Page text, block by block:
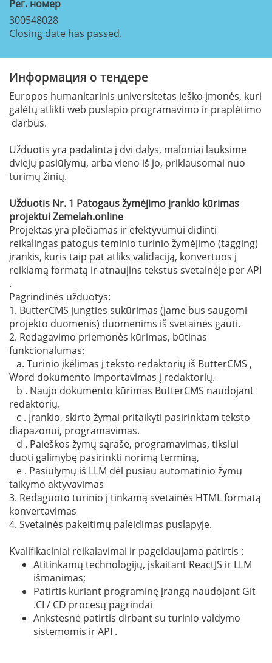
Рег. номер
300548028
Closing date has passed.
Информация о тендере
Europos humanitarinis universitetas ieško įmonės, kuri
galėtų atlikti web puslapio programavimo ir praplėtimo
darbus.
Užduotis yra padalinta į dvi dalys, maloniai lauksime
dviejų pasiūlymų, arba vieno iš jo, priklausomai nuo
turimų žinių.
Užduotis Nr. 1 Patogaus žymėjimo įrankio kūrimas
projektui Zemelah.online
Projektas yra plečiamas ir efektyvumui didinti
reikalingas patogus teminio turinio žymėjimo (tagging)
įrankis, kuris taip pat atliks validaciją, konvertuos į
reikiamą formatą ir atnaujins tekstus svetainėje per API
.
Pagrindinės užduotys:
1. ButterCMS jungties sukūrimas (jame bus saugomi
projekto duomenis) duomenims iš svetainės gauti.
2. Redagavimo priemonės kūrimas, būtinas
funkcionalumas:
a. Turinio įkėlimas į teksto redaktorių iš ButterCMS ,
Word dokumento importavimas į redaktorių.
b . Naujo dokumento kūrimas ButterCMS naudojant
redaktorių.
c . Įrankio, skirto žymai pritaikyti pasirinktam teksto
diapazonui, programavimas.
d . Paieškos žymų sąraše, programavimas, tikslui
duoti galimybę pasirinkti norimą terminą,
e . Pasiūlymų iš LLM dėl pusiau automatinio žymų
taikymo aktyvavimas
3. Redaguoto turinio į tinkamą svetainės HTML formatą
konvertavimas
4. Svetainės pakeitimų paleidimas puslapyje.
Kvalifikaciniai reikalavimai ir pageidaujama patirtis :
Atitinkamų technologijų, įskaitant ReactJS ir LLM
išmanimas;
Patirtis kuriant programinę įrangą naudojant Git
.CI / CD procesų pagrindai
Ankstesnė patirtis dirbant su turinio valdymo
sistemomis ir API .